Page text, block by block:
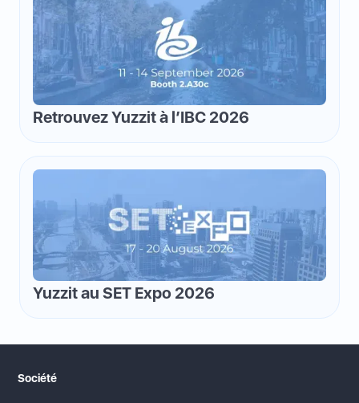
Retrouvez Yuzzit à l’IBC 2026
Yuzzit au SET Expo 2026
Société